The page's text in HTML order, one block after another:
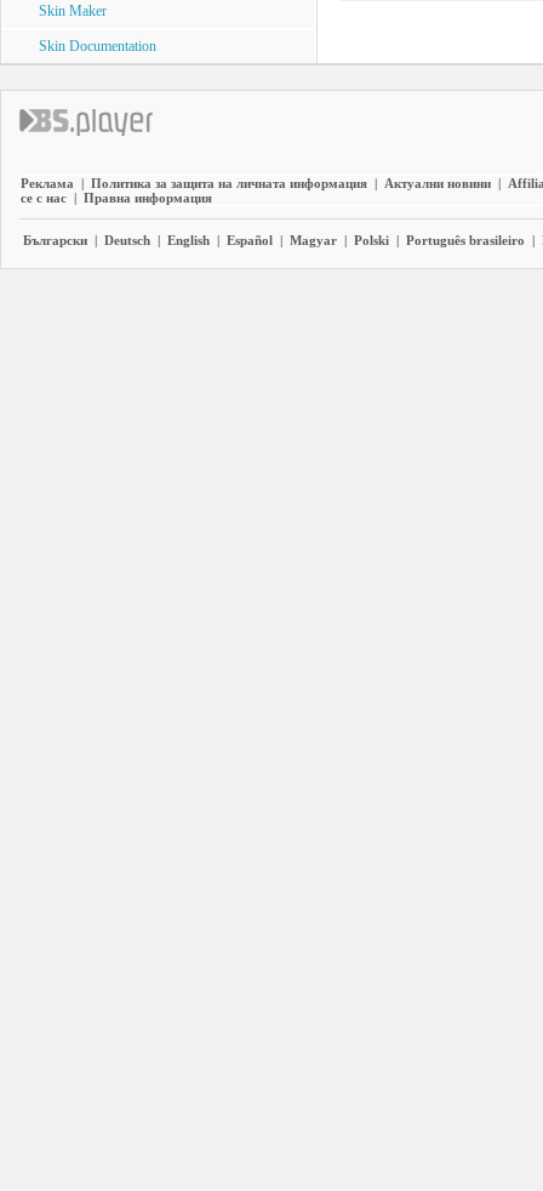
Skin Maker
Skin Documentation
Реклама | Политика за защита на личната информация | Актуални новини |
се с нас | Правна информация
Български | Deutsch | English | Español | Magyar | Polski | Português brasileiro |